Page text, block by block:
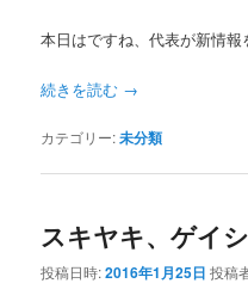
本日はですね、代表が新情報
続きを読む →
カテゴリー:未分類
スキヤキ、ゲイ
投稿日時:2016年1月25日 投稿